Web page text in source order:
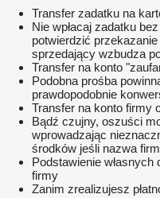
Transfer zadatku na
Nie wpłacaj zadatku
potwierdzić
sprzedający wzbudza
Transfer na konto
Podobna prośba
prawdopodobnie
Transfer na konto firmy
Bądź czujny, oszuści
wprowadzając
środków jeśli nazwa
Podstawienie
firmy
Zanim zrealizujesz